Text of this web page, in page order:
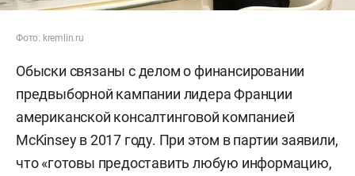
Фото: kremlin.ru
Обыски связаны с делом о финансировании
предвыборной кампании лидера Франции
американской консалтинговой компанией
McKinsey в 2017 году. При этом в партии заявили,
что «готовы предоставить любую информацию,